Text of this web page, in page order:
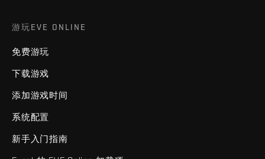
游玩EVE ONLINE
免费游玩
下载游戏
添加游戏时间
系统配置
新手入门指南